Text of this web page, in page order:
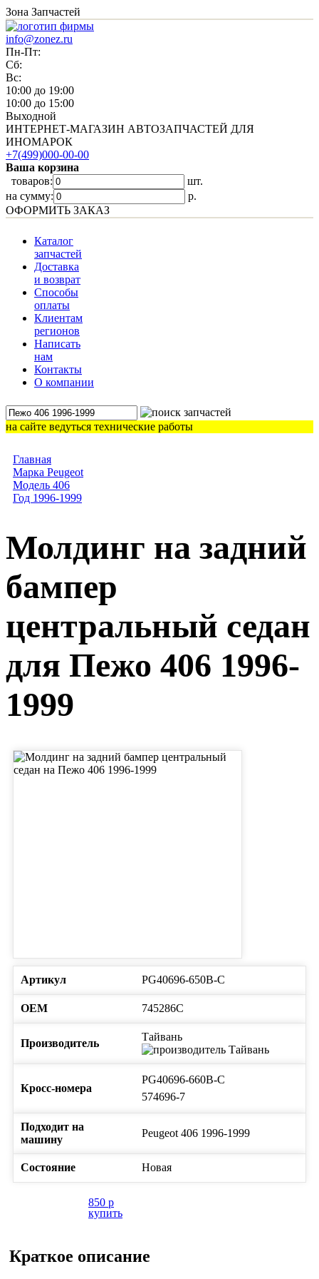
Зона Запчастей
info@zonez.ru
Пн-Пт:
Сб:
Вс:
10:00 до 19:00
10:00 до 15:00
Выходной
ИНТЕРНЕТ-МАГАЗИН АВТОЗАПЧАСТЕЙ ДЛЯ
ИНОМАРОК
+7(499)000-00-00
Ваша корзина
товаров:
шт.
на сумму:
p.
ОФОРМИТЬ ЗАКАЗ
Каталог
запчастей
Доставка
и возврат
Способы
оплаты
Клиентам
регионов
Написать
нам
Контакты
О компании
на сайте ведуться технические работы
Главная
Марка Peugeot
Модель 406
Год 1996-1999
Молдинг на задний
бампер
центральный седан
для Пежо 406 1996-
1999
Артикул PG40696-650B-C
ОЕМ 745286C
Производитель
Тайвань
Кросс-номера
PG40696-660B-C
574696-7
Подходит на
машину
Peugeot 406 1996-1999
Состояние Новая
850 p
купить
Краткое описание